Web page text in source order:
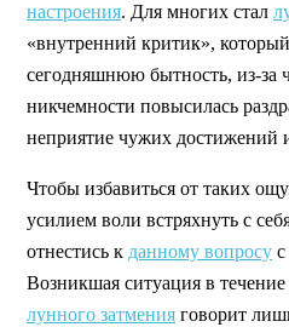
настроения. Для многих стал
«внутренний критик»,
сегодняшнюю бытность, из-за
никчемности повысилась
неприятие чужих достижений
Чтобы избавиться от таких
усилием воли встряхнуть с
отнестись к данному вопросу
Возникшая ситуация в
лунного затмения говорит